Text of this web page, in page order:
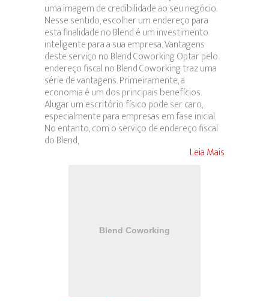
uma imagem de credibilidade ao seu negócio.
Nesse sentido, escolher um endereço para
esta finalidade no Blend é um investimento
inteligente para a sua empresa. Vantagens
deste serviço no Blend Coworking Optar pelo
endereço fiscal no Blend Coworking traz uma
série de vantagens. Primeiramente, a
economia é um dos principais benefícios.
Alugar um escritório físico pode ser caro,
especialmente para empresas em fase inicial.
No entanto, com o serviço de endereço fiscal
do Blend,
Leia Mais